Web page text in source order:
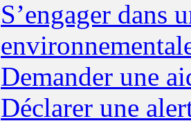
S’engager dans
Demander une
Déclarer une